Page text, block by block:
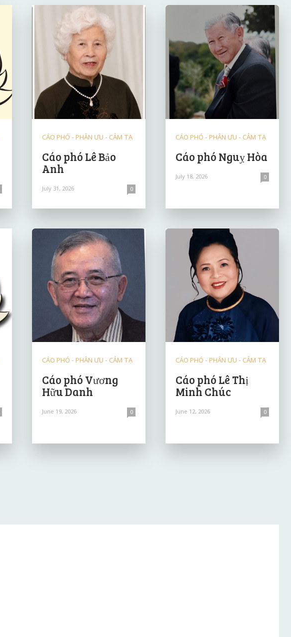
CÁO PHÓ - PHÂN ƯU - CẢM TẠ
Cáo phó Lê Bảo
Anh
July 31, 2026 0
CÁO PHÓ - PHÂN ƯU - CẢM TẠ
Cáo phó Nguỵ Hòa
July 18, 2026 0
CÁO PHÓ - PHÂN ƯU - CẢM TẠ
Cáo phó Vương
Hữu Danh
June 19, 2026 0
CÁO PHÓ - PHÂN ƯU - CẢM TẠ
Cáo phó Lê Thị
Minh Chúc
June 12, 2026 0